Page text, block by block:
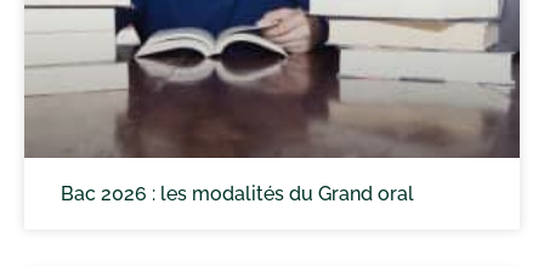
Bac 2026 : les modalités du Grand oral